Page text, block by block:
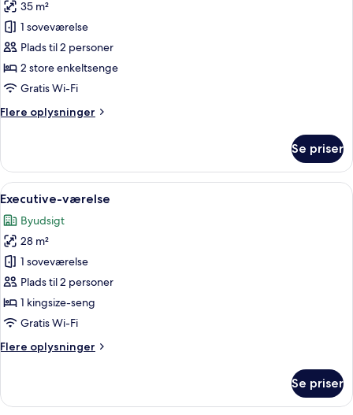
billeder
af
Attic
Twin
35 m²
1 soveværelse
Plads til 2 personer
2 store enkeltsenge
Gratis Wi-Fi
Flere oplysninger
Flere
Twin
Se priser
Indlæs
alle
billeder
af
Executive-
værelse
Et moderne hotelværelse med en
12
Executive-værelse
Byudsigt
28 m²
1 soveværelse
Plads til 2 personer
1 kingsize-seng
Gratis Wi-Fi
Flere oplysninger
Flere
værelse
Se priser